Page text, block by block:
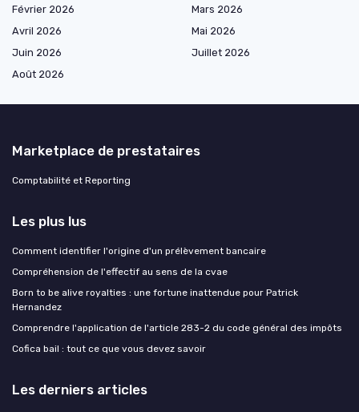
Février 2026
Mars 2026
Avril 2026
Mai 2026
Juin 2026
Juillet 2026
Août 2026
Marketplace de prestataires
Comptabilité et Reporting
Les plus lus
Comment identifier l'origine d'un prélèvement bancaire
Compréhension de l'effectif au sens de la cvae
Born to be alive royalties : une fortune inattendue pour Patrick
Hernandez
Comprendre l'application de l'article 283-2 du code général des impôts
Cofica bail : tout ce que vous devez savoir
Les derniers articles